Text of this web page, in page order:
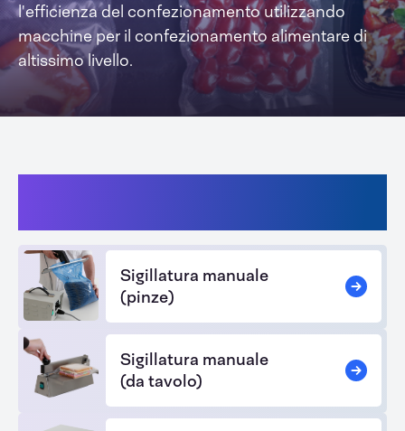
l'efficienza del confezionamento utilizzando
macchine per il confezionamento alimentare di
altissimo livello.
Sigillatura manuale
(pinze)
Sigillatura manuale
(da tavolo)